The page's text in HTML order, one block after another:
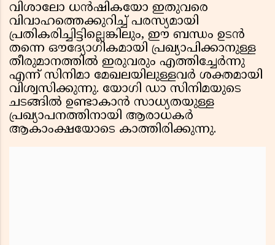
വിശാലോ ധൻഷികയോ ഇതുവരെ
വിവാഹത്തെക്കുറിച്ച് പരസ്യമായി
പ്രതികരിച്ചിട്ടില്ലെങ്കിലും, ഈ ബന്ധം ഉടൻ
തന്നെ ഔദ്യോഗികമായി പ്രഖ്യാപിക്കാനുള്ള
തീരുമാനത്തിൽ ഇരുവരും എത്തിച്ചേർന്നു
എന്ന് സിനിമാ മേഖലയിലുള്ളവർ ശക്തമായി
വിശ്വസിക്കുന്നു. യോഗി ഡാ സിനിമയുടെ
ചടങ്ങിൽ ഉണ്ടാകാൻ സാധ്യതയുള്ള
പ്രഖ്യാപനത്തിനായി ആരാധകർ
ആകാംക്ഷയോടെ കാത്തിരിക്കുന്നു.